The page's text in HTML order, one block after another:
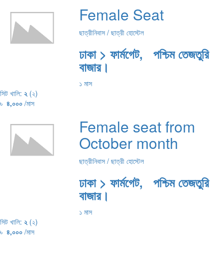
Female Seat
ছাত্রীনিবাস / ছাত্রী হোস্টেল
ঢাকা > ফার্মগেট, পশ্চিম তেজতুরি
বাজার।
১ মাস
সিট খালি: ২ (২)
৳ ৪,০০০ /মাস
Female seat from
October month
ছাত্রীনিবাস / ছাত্রী হোস্টেল
ঢাকা > ফার্মগেট, পশ্চিম তেজতুরি
বাজার।
১ মাস
সিট খালি: ২ (২)
৳ ৪,০০০ /মাস